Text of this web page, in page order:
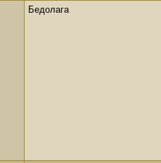
Бедолага